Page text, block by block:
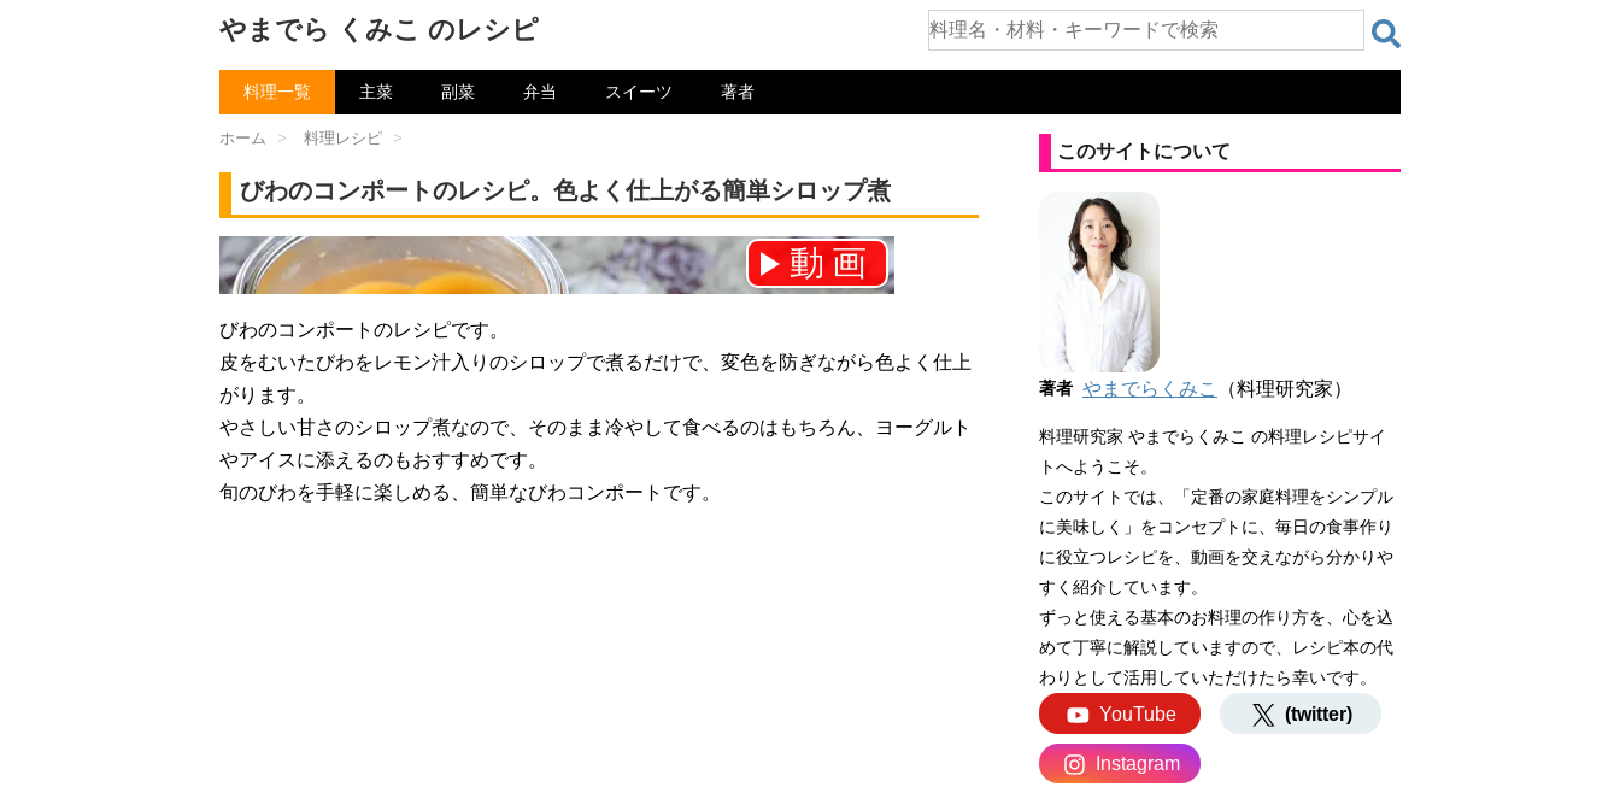
やまでら くみこ のレシピ
料理一覧 主菜 副菜 弁当 スイーツ 著者
ホーム > 料理レシピ >
びわのコンポートのレシピ。色よく仕上がる簡単シロップ煮
動画
チャンネル登録をお願いします！⇒
びわのコンポートのレシピです。
皮をむいたびわをレモン汁入りのシロップで煮るだけで、変色を防ぎながら色よく仕上
がります。
やさしい甘さのシロップ煮なので、そのまま冷やして食べるのはもちろん、ヨーグルト
やアイスに添えるのもおすすめです。
旬のびわを手軽に楽しめる、簡単なびわコンポートです。
このサイトについて
著者 やまでらくみこ （料理研究家）
料理研究家 やまでらくみこ の料理レシピサイ
トへようこそ。
このサイトでは、「定番の家庭料理をシンプル
に美味しく」をコンセプトに、毎日の食事作り
に役立つレシピを、動画を交えながら分かりや
すく紹介しています。
ずっと使える基本のお料理の作り方を、心を込
めて丁寧に解説していますので、レシピ本の代
わりとして活用していただけたら幸いです。
YouTube (twitter)
Instagram